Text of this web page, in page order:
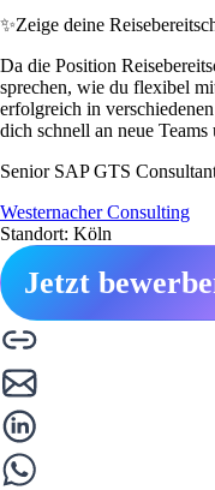
✨Zeige deine
Da die Position
sprechen, wie du flexibel
erfolgreich in
dich schnell an neue
Senior SAP GTS
Westernacher Consulting
Standort: Köln
Jetzt